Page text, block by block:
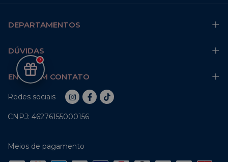
DEPARTAMENTOS
DÚVIDAS
ENTRE EM CONTATO
Redes sociais
CNPJ: 46276155000156
Meios de pagamento
3